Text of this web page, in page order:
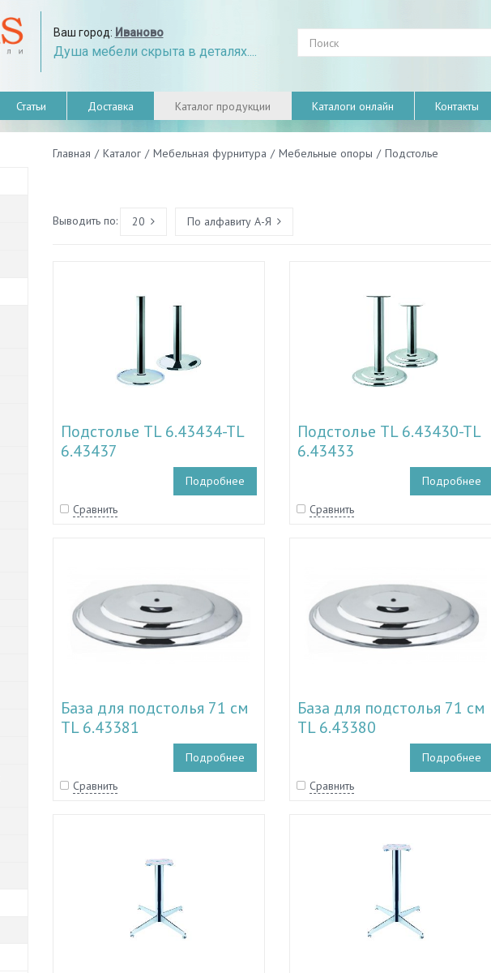
Ваш город: Иваново
Душа мебели скрыта в деталях....
Статьи Доставка Каталог продукции Каталоги онлайн Контакты
Главная / Каталог / Мебельная фурнитура / Мебельные опоры / Подстолье
Выводить по: 20 По алфавиту А-Я
Подстолье TL 6.43434-TL
6.43437
Подробнее
Сравнить
Подстолье TL 6.43430-TL
6.43433
Подробнее
Сравнить
База для подстолья 71 см
TL 6.43381
Подробнее
Сравнить
База для подстолья 71 см
TL 6.43380
Подробнее
Сравнить